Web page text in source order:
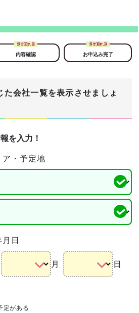
STEP.2
内容確認
STEP.3
お申込み完了
会社一覧を表示させましょ
を入力！
・予定地
日
月 日
定がある